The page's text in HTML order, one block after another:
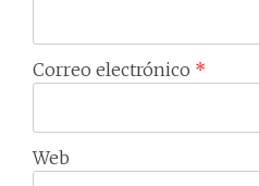
Correo electrónico *
Web